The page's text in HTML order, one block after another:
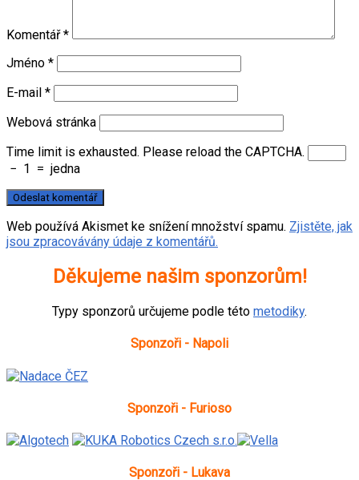
Komentář*
Jméno *
E-mail *
Webová stránka
Time limit is exhausted. Please reload the CAPTCHA.
− 1 = jedna
Web používá Akismet ke snížení množství spamu. Zjistěte, jak
jsou zpracovávány údaje z komentářů.
Děkujeme našim sponzorům!
Typy sponzorů určujeme podle této metodiky.
Sponzoři - Napoli
Sponzoři - Furioso
Sponzoři - Lukava